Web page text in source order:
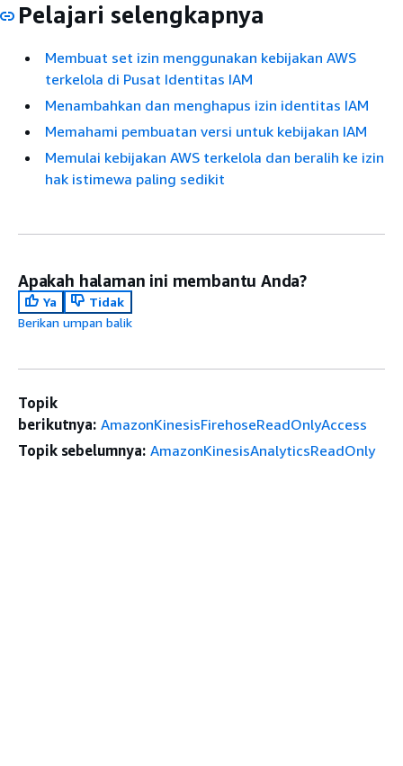
Pelajari selengkapnya
Membuat set izin menggunakan kebijakan AWS
terkelola di Pusat Identitas IAM
Menambahkan dan menghapus izin identitas IAM
Memahami pembuatan versi untuk kebijakan IAM
Memulai kebijakan AWS terkelola dan beralih ke izin
hak istimewa paling sedikit
Apakah halaman ini membantu Anda?
Ya
Tidak
Berikan umpan balik
Topik
berikutnya: AmazonKinesisFirehoseReadOnlyAccess
Topik sebelumnya: AmazonKinesisAnalyticsReadOnly